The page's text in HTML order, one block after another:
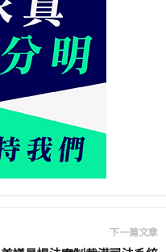
下一篇文章